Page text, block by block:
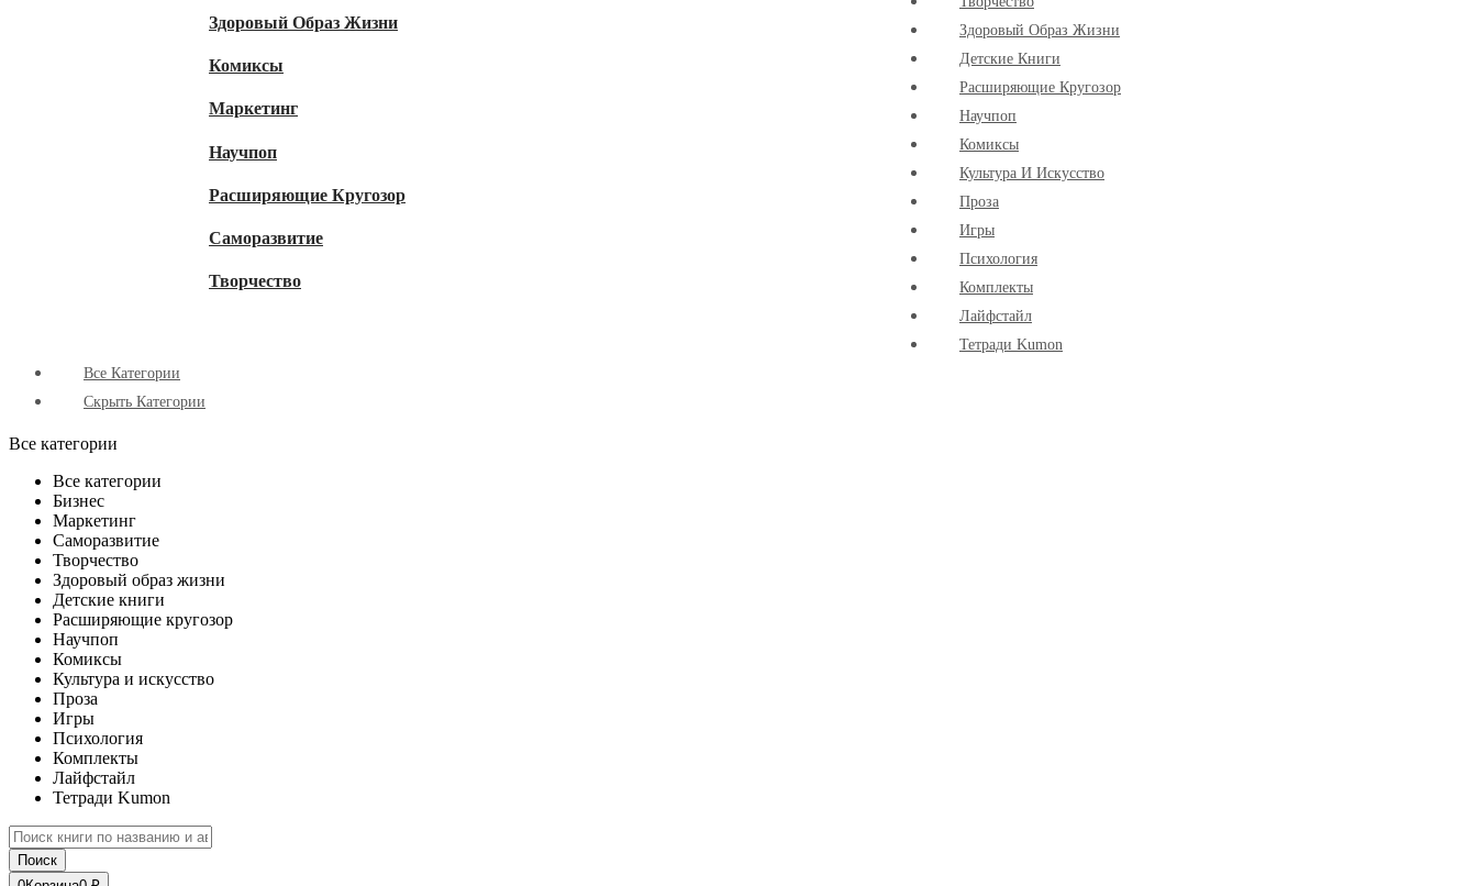
Здоровый Образ Жизни
Комиксы
Маркетинг
Научпоп
Расширяющие Кругозор
Cаморазвитие
Творчество
Здоровый Образ Жизни
Детские Книги
Расширяющие Кругозор
Научпоп
Комиксы
Культура И Искусство
Проза
Игры
Психология
Комплекты
Лайфстайл
Тетради Kumon
Все Категории
Скрыть Категории
Все категории
Все категории
Бизнес
Маркетинг
Саморазвитие
Творчество
Здоровый образ жизни
Детские книги
Расширяющие кругозор
Научпоп
Комиксы
Культура и искусство
Проза
Игры
Психология
Комплекты
Лайфстайл
Тетради Kumon
Поиск